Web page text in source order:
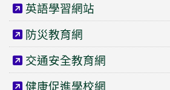
英語學習網站
防災教育網
交通安全教育網
健康促進學校網